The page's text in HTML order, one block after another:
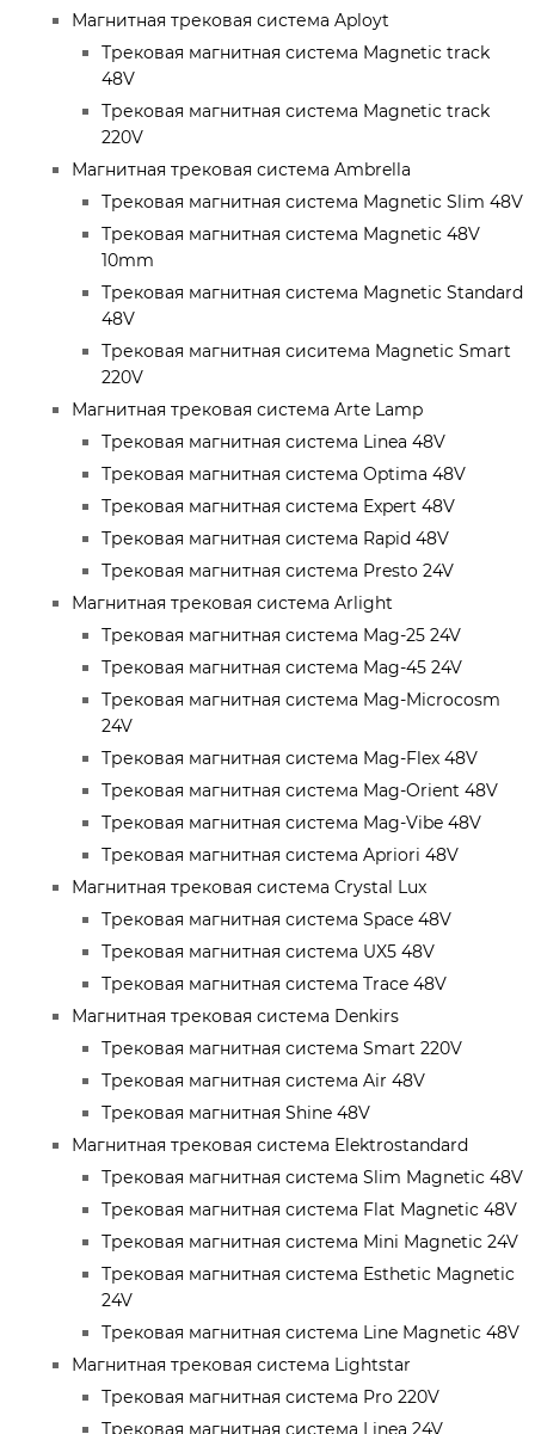
Магнитная трековая система Aployt
Трековая магнитная система Magnetic track
48V
Трековая магнитная система Magnetic track
220V
Магнитная трековая система Ambrella
Трековая магнитная система Magnetic Slim 48V
Трековая магнитная система Magnetic 48V
10mm
Трековая магнитная система Magnetic Standard
48V
Трековая магнитная сиситема Magnetic Smart
220V
Магнитная трековая система Arte Lamp
Трековая магнитная система Linea 48V
Трековая магнитная система Optima 48V
Трековая магнитная система Expert 48V
Трековая магнитная система Rapid 48V
Трековая магнитная система Presto 24V
Магнитная трековая система Arlight
Трековая магнитная система Mag-25 24V
Трековая магнитная система Mag-45 24V
Трековая магнитная система Mag-Microcosm
24V
Трековая магнитная система Mag-Flex 48V
Трековая магнитная система Mag-Orient 48V
Трековая магнитная система Mag-Vibe 48V
Трековая магнитная система Apriori 48V
Магнитная трековая система Crystal Lux
Трековая магнитная система Space 48V
Трековая магнитная система UX5 48V
Трековая магнитная система Trace 48V
Магнитная трековая система Denkirs
Трековая магнитная система Smart 220V
Трековая магнитная система Air 48V
Трековая магнитная Shine 48V
Магнитная трековая система Elektrostandard
Трековая магнитная система Slim Magnetic 48V
Трековая магнитная система Flat Magnetic 48V
Трековая магнитная система Mini Magnetic 24V
Трековая магнитная система Esthetic Magnetic
24V
Трековая магнитная система Line Magnetic 48V
Магнитная трековая система Lightstar
Трековая магнитная система Pro 220V
Трековая магнитная система Linea 24V